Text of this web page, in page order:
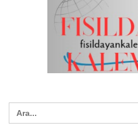
Search
for: